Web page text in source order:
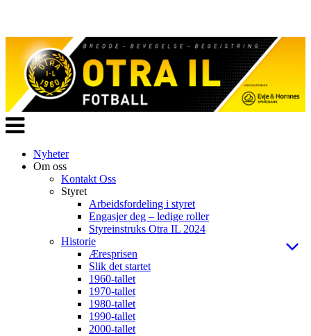
Veksle
navigasjon
Nyheter
Om oss
Kontakt Oss
Styret
Arbeidsfordeling i styret
Engasjer deg – ledige roller
Styreinstruks Otra IL 2024
Historie
Æresprisen
Slik det startet
1960-tallet
1970-tallet
1980-tallet
1990-tallet
2000-tallet